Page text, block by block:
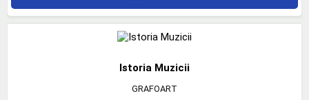
Istoria Muzicii
GRAFOART